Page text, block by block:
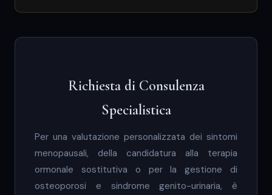
Richiesta di Consulenza
Specialistica
Per una valutazione personalizzata dei sintomi
menopausali, della candidatura alla terapia
ormonale sostitutiva o per la gestione di
osteoporosi e sindrome genito-urinaria, è